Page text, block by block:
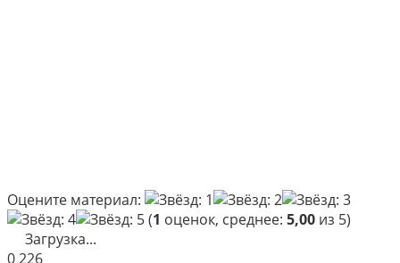
Оцените материал:
(1 оценок, среднее: 5,00 из 5)
Загрузка...
0226